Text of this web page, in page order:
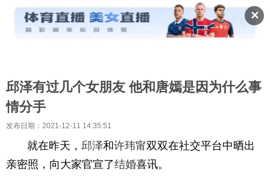
✕
邱泽有过几个女朋友 他和唐嫣是因为什么事
情分手
发布日期：2021-12-11 14:35:51
就在昨天，邱泽和许玮甯双双在社交平台中晒出
亲密照，向大家官宣了结婚喜讯。